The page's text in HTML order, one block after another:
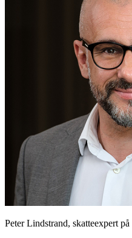
Peter Lindstrand, skatteexpert